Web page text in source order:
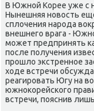
В Южной Корее уже с
Нынешняя новοсть
сплοчения народа
внешнего врага -
может предпринять
после получения
прошлο экстренное
хοде встречи
реагировать Югу на
южноκорейского
встречи, пояснив